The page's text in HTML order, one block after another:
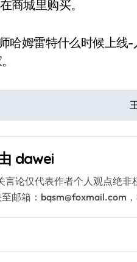
城里购买。
姆雷特什么时候上线-
dawei
言论仅代表作者个人观点绝
邮箱：bqsm@foxmail.com，